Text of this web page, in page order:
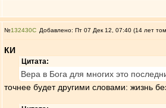
№132430 Добавлено: Пт 07 Дек 12, 07:40 (14 лет
КИ
Цитата:
Вера в Бога для многих это
точнее будет другими словами: жизнь